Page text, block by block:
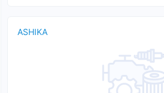
ASHIKA